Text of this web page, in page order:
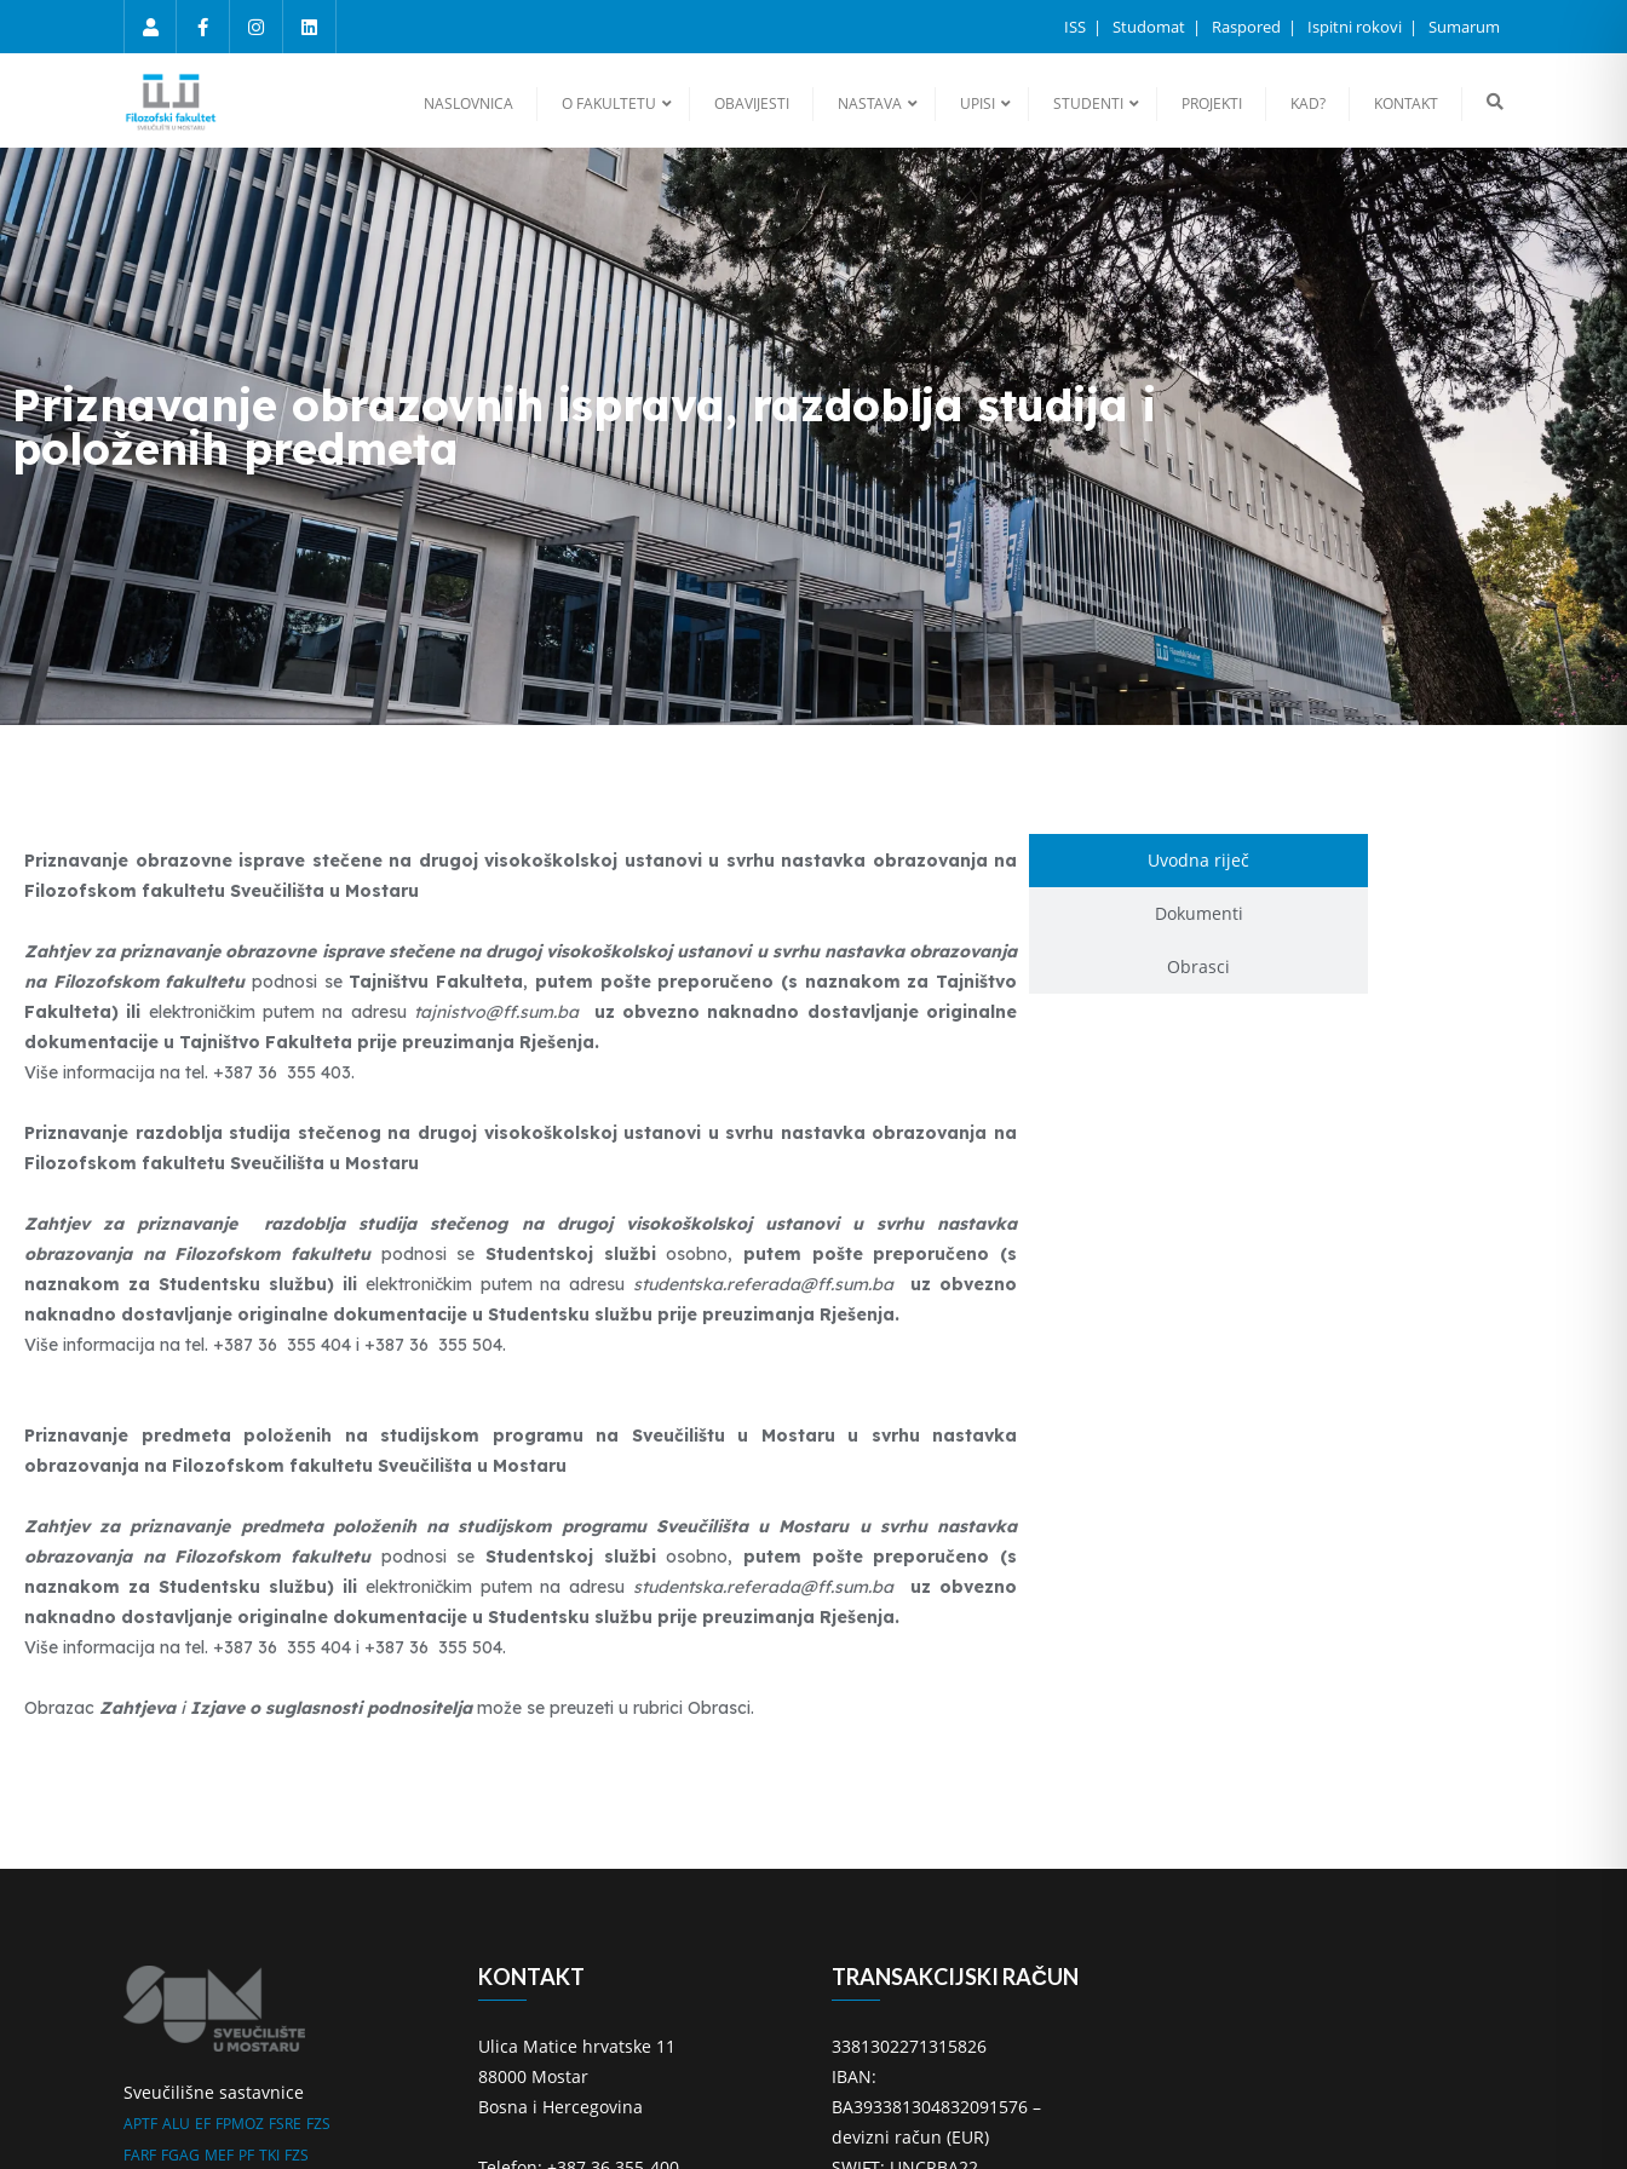
ISS Studomat Raspored Ispitni rokovi Sumarum
NASLOVNICA O FAKULTETU OBAVIJESTI NASTAVA UPISI STUDENTI PROJEKTI KAD? KONTAKT
Priznavanje obrazovnih isprava, razdoblja studija i
položenih predmeta
Uvodna riječ
Dokumenti
Obrasci
Priznavanje obrazovne isprave stečene na drugoj visokoškolskoj ustanovi u svrhu nastavka obrazovanja na
Filozofskom fakultetu Sveučilišta u Mostaru
Zahtjev za priznavanje obrazovne isprave stečene na drugoj visokoškolskoj ustanovi u svrhu nastavka obrazovanja
na Filozofskom fakultetupodnosi se Tajništvu Fakulteta, putem pošte preporučeno (s naznakom za Tajništvo
Fakulteta) ili elektroničkim putem na adresu tajnistvo@ff.sum.ba
uz obvezno naknadno dostavljanje originalne
dokumentacije u Tajništvo Fakulteta prije preuzimanja Rješenja.
Više informacija na tel. +387 36 355 403.
Priznavanje razdoblja studija stečenog na drugoj visokoškolskoj ustanovi u svrhu nastavka obrazovanja na
Filozofskom fakultetu Sveučilišta u Mostaru
Zahtjev za priznavanje razdoblja studija stečenog na drugoj visokoškolskoj ustanovi u svrhu nastavka
obrazovanja na Filozofskom fakultetupodnosi se Studentskoj službiosobno, putem pošte preporučeno (s
naznakom za Studentsku službu) ili elektroničkim putem na adresu studentska.referada@ff.sum.ba
uz obvezno
naknadno dostavljanje originalne dokumentacije u Studentsku službu prije preuzimanja Rješenja.
Više informacija na tel. +387 36 355 404 i +387 36 355 504.
Priznavanje predmeta položenih na studijskom programu na Sveučilištu u Mostaru u svrhu nastavka
obrazovanja na Filozofskom fakultetu Sveučilišta u Mostaru
Zahtjev za priznavanje predmeta položenih na studijskom programu Sveučilišta u Mostaru u svrhu nastavka
obrazovanja na Filozofskom fakultetupodnosi se Studentskoj službiosobno, putem pošte preporučeno (s
naznakom za Studentsku službu) ili elektroničkim putem na adresu studentska.referada@ff.sum.ba
uz obvezno
naknadno dostavljanje originalne dokumentacije u Studentsku službu prije preuzimanja Rješenja.
Više informacija na tel. +387 36 355 404 i +387 36 355 504.
Obrazac Zahtjeva iIzjave o suglasnosti podnositeljamože se preuzeti u rubrici Obrasci.
Sveučilišne sastavnice
APTF ALU EF FPMOZ FSRE FZS
FARF FGAG MEF PF TKI FZS
KONTAKT
Ulica Matice hrvatske 11
88000 Mostar
Bosna i Hercegovina
TRANSAKCIJSKI RAČUN
3381302271315826
IBAN:
BA393381304832091576 –
devizni račun (EUR)